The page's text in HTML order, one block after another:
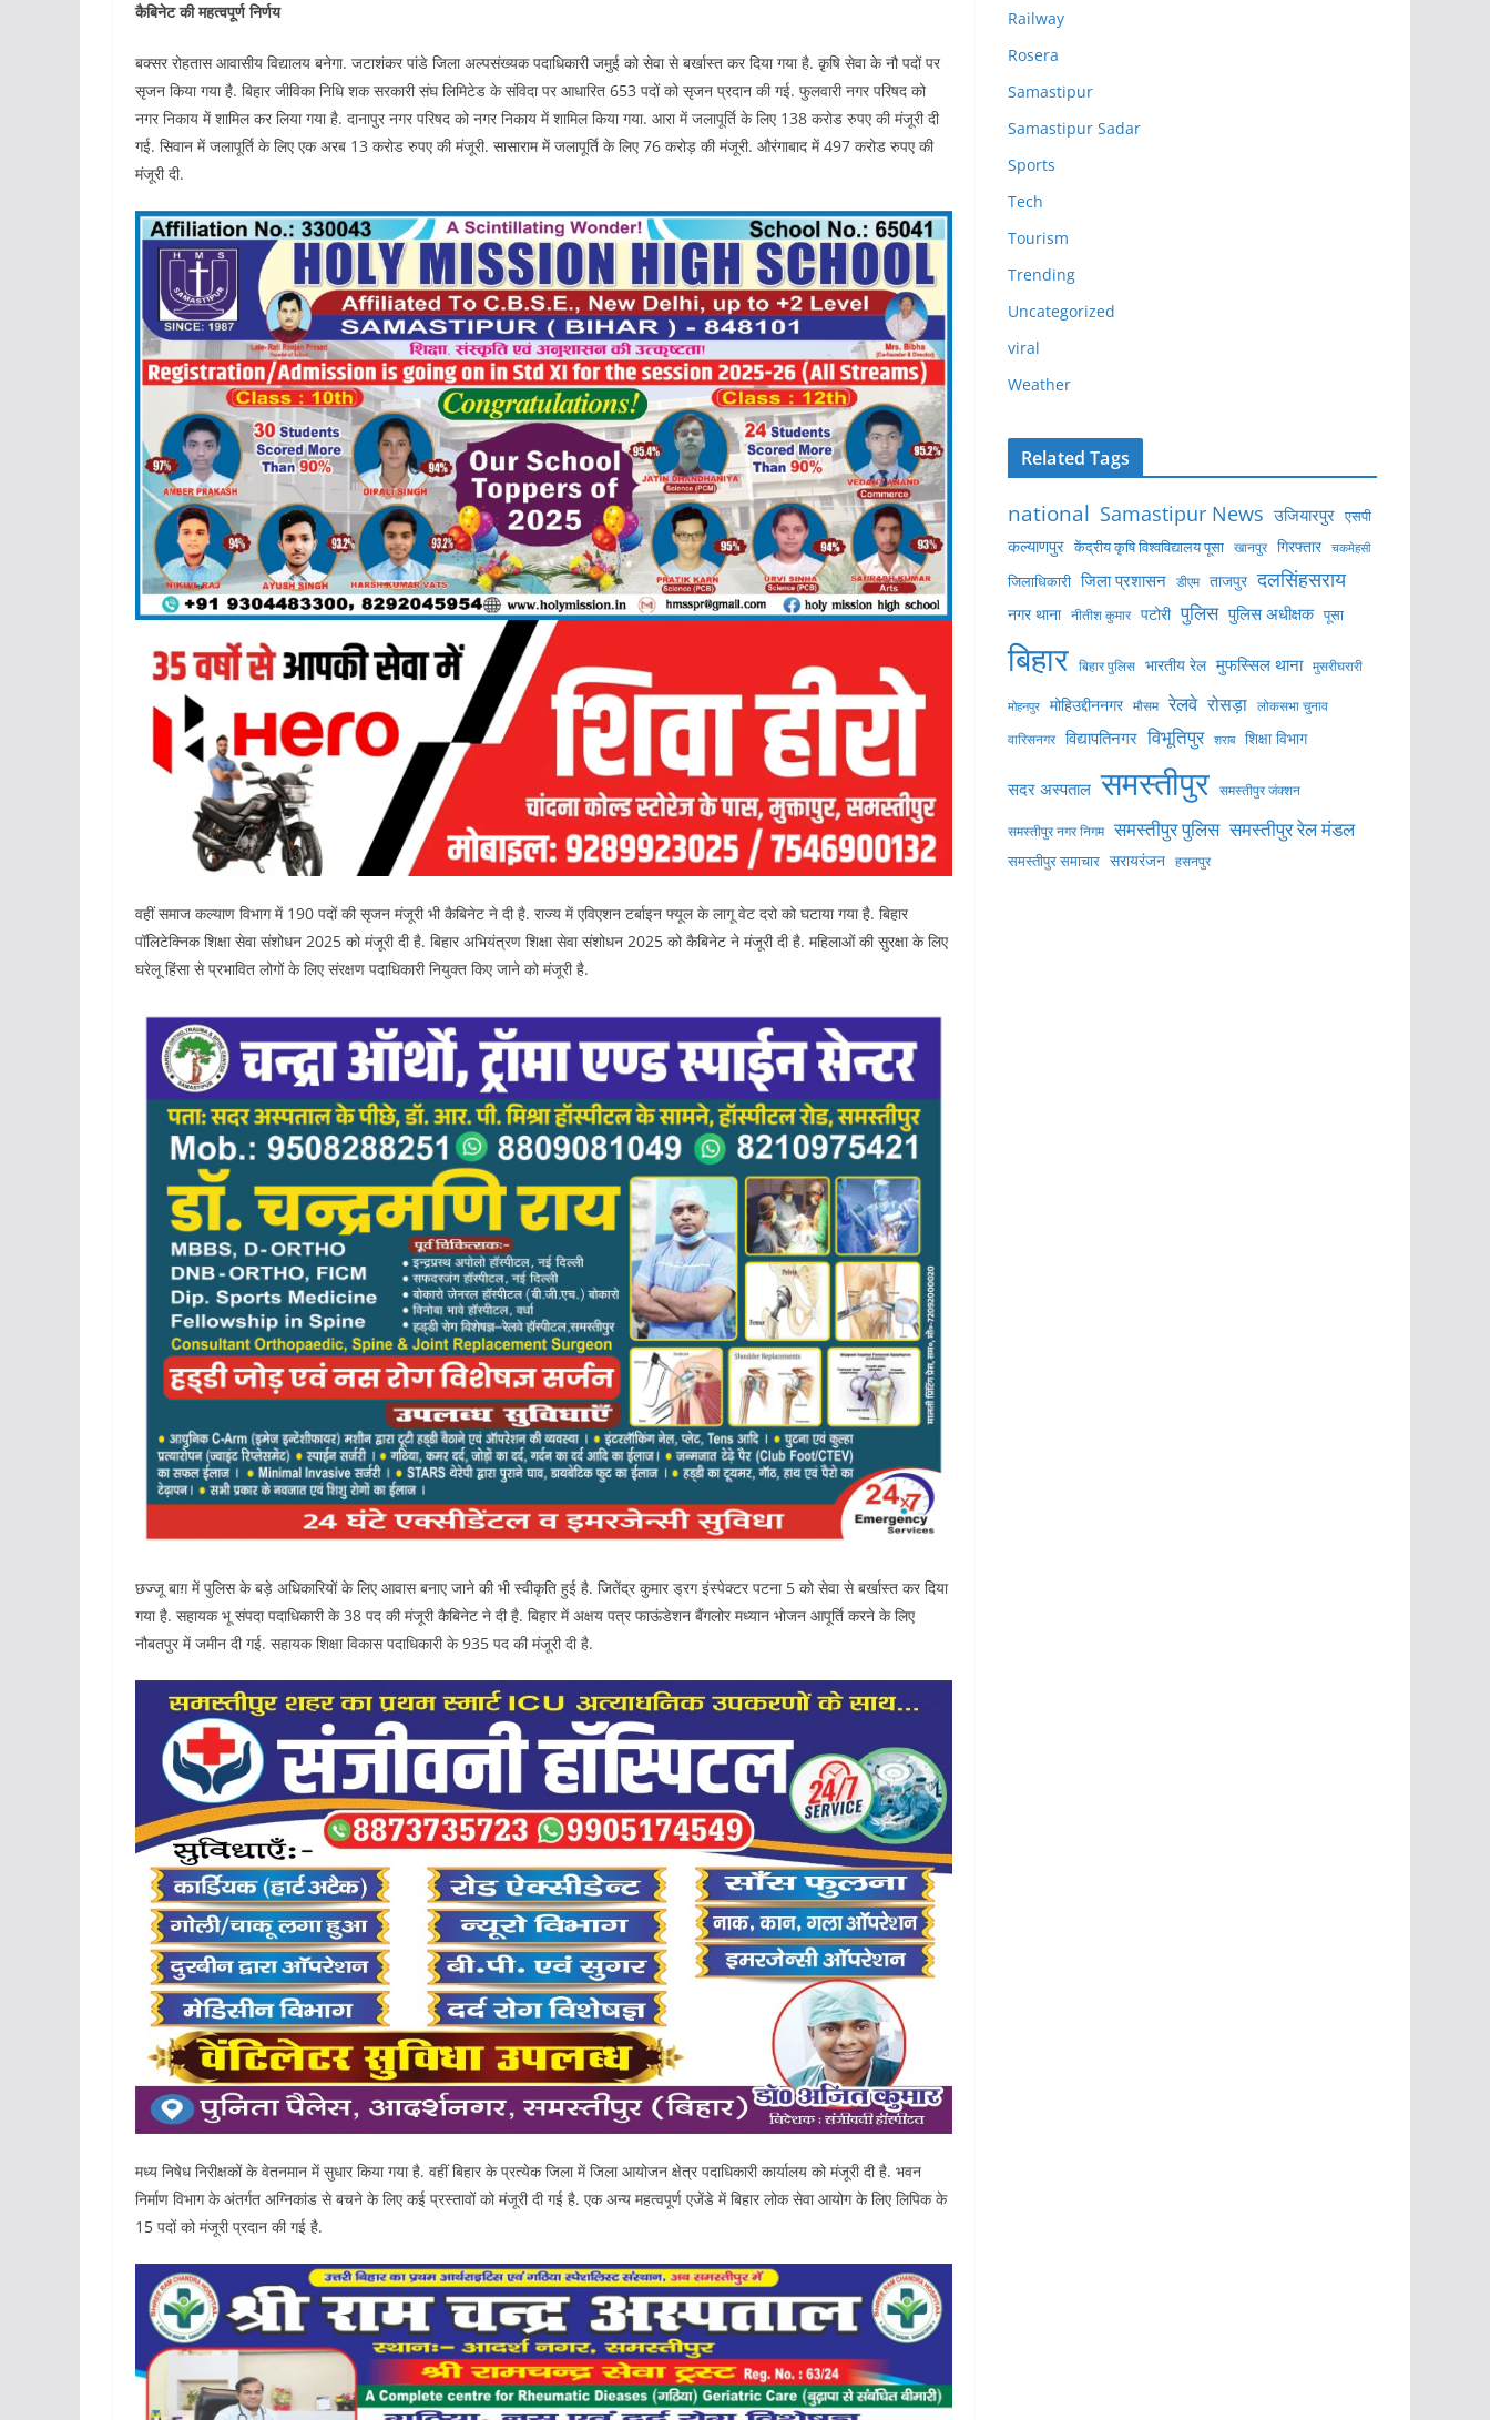
कैबिनेट की महत्वपूर्ण निर्णय
बक्सर रोहतास आवासीय विद्यालय बनेगा. जटाशंकर पांडे जिला अल्पसंख्यक पदाधिकारी जमुई को सेवा से बर्खास्त कर दिया गया है. क़ृषि सेवा के नौ पदों पर
सृजन किया गया है. बिहार जीविका निधि शक सरकारी संघ लिमिटेड के संविदा पर आधारित 653 पदों को सृजन प्रदान की गई. फुलवारी नगर परिषद को
नगर निकाय में शामिल कर लिया गया है. दानापुर नगर परिषद को नगर निकाय में शामिल किया गया. आरा में जलापूर्ति के लिए 138 करोड रुपए की मंजूरी दी
गई. सिवान में जलापूर्ति के लिए एक अरब 13 करोड रुपए की मंजूरी. सासाराम में जलापूर्ति के लिए 76 करोड़ की मंजूरी. औरंगाबाद में 497 करोड रुपए की
मंजूरी दी.
वहीं समाज कल्याण विभाग में 190 पदों की सृजन मंजूरी भी कैबिनेट ने दी है. राज्य में एविएशन टर्बाइन फ्यूल के लागू वेट दरो को घटाया गया है. बिहार
पॉलिटेक्निक शिक्षा सेवा संशोधन 2025 को मंजूरी दी है. बिहार अभियंत्रण शिक्षा सेवा संशोधन 2025 को कैबिनेट ने मंजूरी दी है. महिलाओं की सुरक्षा के लिए
घरेलू हिंसा से प्रभावित लोगों के लिए संरक्षण पदाधिकारी नियुक्त किए जाने को मंजूरी है.
छज्जू बाग़ में पुलिस के बड़े अधिकारियों के लिए आवास बनाए जाने की भी स्वीकृति हुई है. जितेंद्र कुमार ड्रग इंस्पेक्टर पटना 5 को सेवा से बर्खास्त कर दिया
गया है. सहायक भू संपदा पदाधिकारी के 38 पद की मंजूरी कैबिनेट ने दी है. बिहार में अक्षय पत्र फाऊंडेशन बैंगलोर मध्यान भोजन आपूर्ति करने के लिए
नौबतपुर में जमीन दी गई. सहायक शिक्षा विकास पदाधिकारी के 935 पद की मंजूरी दी है.
मध्य निषेध निरीक्षकों के वेतनमान में सुधार किया गया है. वहीं बिहार के प्रत्येक जिला में जिला आयोजन क्षेत्र पदाधिकारी कार्यालय को मंजूरी दी है. भवन
निर्माण विभाग के अंतर्गत अग्निकांड से बचने के लिए कई प्रस्तावों को मंजूरी दी गई है. एक अन्य महत्वपूर्ण एजेंडे में बिहार लोक सेवा आयोग के लिए लिपिक के
15 पदों को मंजूरी प्रदान की गई है.
Railway
Rosera
Samastipur
Samastipur Sadar
Sports
Tech
Tourism
Trending
Uncategorized
viral
Weather
Related Tags
national Samastipur News उजियारपुर एसपी
कल्याणपुर केंद्रीय कृषि विश्वविद्यालय पूसा खानपुर गिरफ्तार चकमेहसी
जिलाधिकारी जिला प्रशासन डीएम ताजपुर दलसिंहसराय
नगर थाना नीतीश कुमार पटोरी पुलिस पुलिस अधीक्षक पूसा
बिहार बिहार पुलिस भारतीय रेल मुफस्सिल थाना मुसरीघरारी
मोहनपुर मोहिउद्दीननगर मौसम रेलवे रोसड़ा लोकसभा चुनाव
वारिसनगर विद्यापतिनगर विभूतिपुर शराब शिक्षा विभाग
सदर अस्पताल समस्तीपुर समस्तीपुर जंक्शन
समस्तीपुर नगर निगम समस्तीपुर पुलिस समस्तीपुर रेल मंडल
समस्तीपुर समाचार सरायरंजन हसनपुर